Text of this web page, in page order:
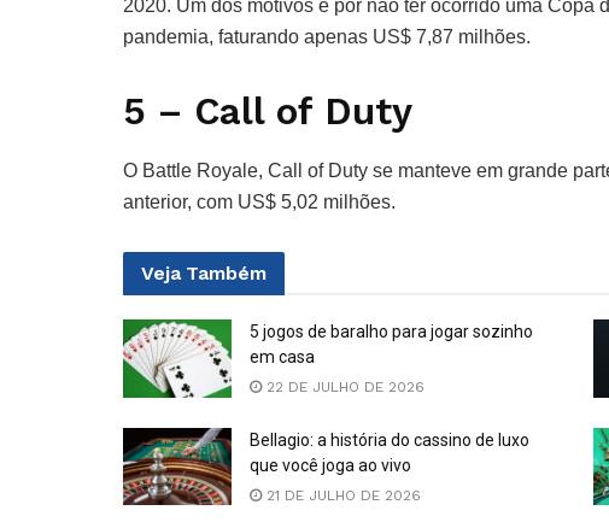
2020. Um dos motivos é por não ter ocorrido uma Copa
pandemia, faturando apenas US$ 7,87 milhões.
5 – Call of Duty
O Battle Royale, Call of Duty se manteve em grande
anterior, com US$ 5,02 milhões.
Veja Também
5 jogos de baralho para jogar sozinho
em casa
22 DE JULHO DE 2026
Bellagio: a história do cassino de luxo
que você joga ao vivo
21 DE JULHO DE 2026